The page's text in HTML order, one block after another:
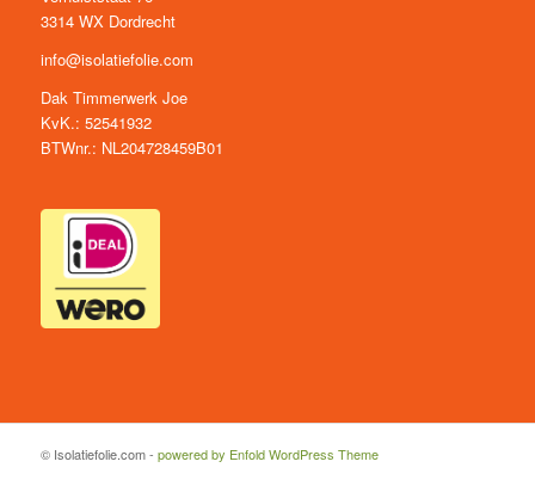
3314 WX Dordrecht
info@isolatiefolie.com
Dak Timmerwerk Joe
KvK.: 52541932
BTWnr.: NL204728459B01
© Isolatiefolie.com - powered by Enfold WordPress Theme